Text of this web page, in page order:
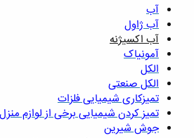
آب
آب ژاول
آب اکسیژنه
آمونیاک
الکل
الکل صنعتی
تمیزکاری شیمیایی فلزات
تمیز کردن شیمیایی برخی از لوازم منزل
جوش شیرین